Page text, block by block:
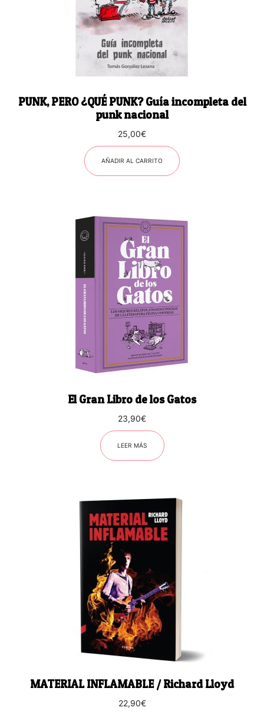
PUNK, PERO ¿QUÉ PUNK? Guía incompleta del
punk nacional
25,00€
AÑADIR AL CARRITO
El Gran Libro de los Gatos
23,90€
LEER MÁS
MATERIAL INFLAMABLE / Richard Lloyd
22,90€